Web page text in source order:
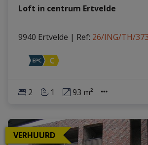
Loft in centrum Ertvelde
9940 Ertvelde | Ref: 26/ING/TH/373
2 1 93 m²
VERHUURD